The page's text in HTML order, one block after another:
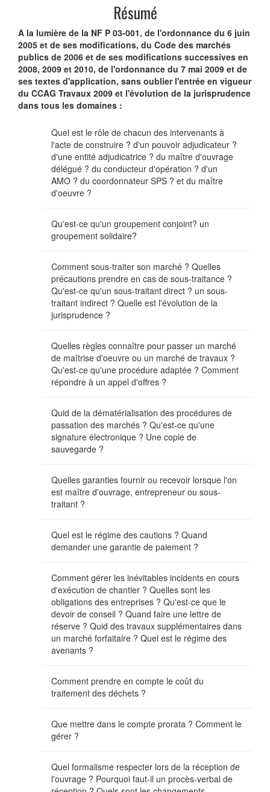
Résumé
A la lumière de la NF P 03-001, de l'ordonnance du 6 juin
2005 et de ses modifications, du Code des marchés
publics de 2006 et de ses modifications successives en
2008, 2009 et 2010, de l'ordonnance du 7 mai 2009 et de
ses textes d'application, sans oublier l'entrée en vigueur
du CCAG Travaux 2009 et l'évolution de la jurisprudence
dans tous les domaines :
Quel est le rôle de chacun des intervenants à
l'acte de construire ? d'un pouvoir adjudicateur ?
d'une entité adjudicatrice ? du maître d'ouvrage
délégué ? du conducteur d'opération ? d'un
AMO ? du coordonnateur SPS ? et du maître
d'oeuvre ?
Qu'est-ce qu'un groupement conjoint? un
groupement solidaire?
Comment sous-traiter son marché ? Quelles
précautions prendre en cas de sous-traitance ?
Qu'est-ce qu'un sous-traitant direct ? un sous-
traitant indirect ? Quelle est l'évolution de la
jurisprudence ?
Quelles règles connaître pour passer un marché
de maîtrise d'oeuvre ou un marché de travaux ?
Qu'est-ce qu'une procédure adaptée ? Comment
répondre à un appel d'offres ?
Quid de la dématérialisation des procédures de
passation des marchés ? Qu'est-ce qu'une
signature électronique ? Une copie de
sauvegarde ?
Quelles garanties fournir ou recevoir lorsque l'on
est maître d'ouvrage, entrepreneur ou sous-
traitant ?
Quel est le régime des cautions ? Quand
demander une garantie de paiement ?
Comment gérer les inévitables incidents en cours
d'exécution de chantier ? Quelles sont les
obligations des entreprises ? Qu'est-ce que le
devoir de conseil ? Quand faire une lettre de
réserve ? Quid des travaux supplémentaires dans
un marché forfaitaire ? Quel est le régime des
avenants ?
Comment prendre en compte le coût du
traitement des déchets ?
Que mettre dans le compte prorata ? Comment le
gérer ?
Quel formalisme respecter lors de la réception de
l'ouvrage ? Pourquoi faut-il un procès-verbal de